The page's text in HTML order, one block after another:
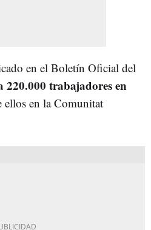
en el Boletín Oficial del
220.000 trabajadores en
ellos en la Comunitat